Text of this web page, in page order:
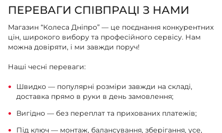
ПЕРЕВАГИ СПІВПРАЦІ З НАМИ
Магазин “Колеса Дніпро” — це поєднання конкурентних
цін, широкого вибору та професійного сервісу. Нам
можна довіряти, і ми завжди поруч!
Наші чесні переваги:
Швидко — популярні розміри завжди на складі,
доставка прямо в руки в день замовлення;
Вигідно — без переплат та прихованих платежів;
Під ключ — монтаж, балансування, зберігання, усе,